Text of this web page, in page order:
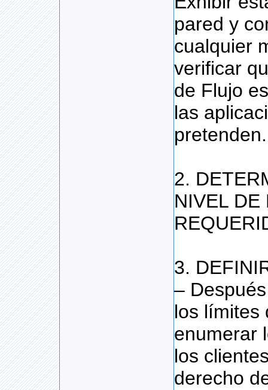
pared y
cualquier
verificar
de Flujo
las
pretenden.
2.
NIVEL DE
3.
–
los límites
enumerar
los
derecho